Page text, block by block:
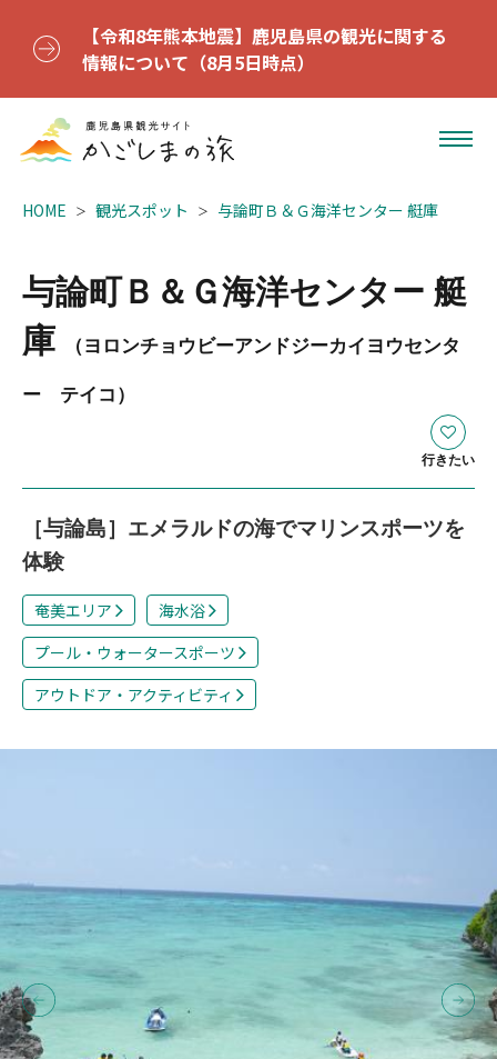
【令和8年熊本地震】鹿児島県の観光に関する
情報について（8月5日時点）
HOME 観光スポット 与論町Ｂ＆Ｇ海洋センター 艇庫
与論町Ｂ＆Ｇ海洋センター 艇
庫
（ヨロンチョウビーアンドジーカイヨウセンタ
ー テイコ）
行きたい
［与論島］エメラルドの海でマリンスポーツを
体験
奄美エリア
海水浴
プール・ウォータースポーツ
アウトドア・アクティビティ